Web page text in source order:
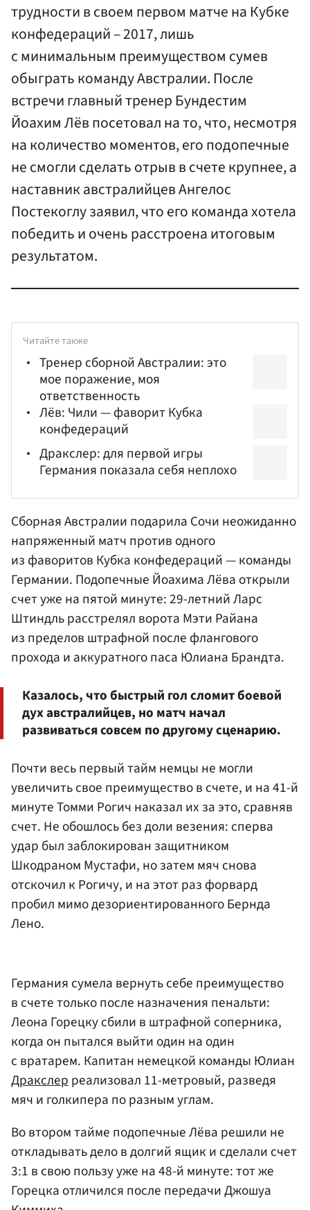
трудности в своем первом матче на Кубке
конфедераций – 2017, лишь
с минимальным преимуществом сумев
обыграть команду Австралии. После
встречи главный тренер Бундестим
Йоахим Лёв посетовал на то, что, несмотря
на количество моментов, его подопечные
не смогли сделать отрыв в счете крупнее, а
наставник австралийцев Ангелос
Постекоглу заявил, что его команда хотела
победить и очень расстроена итоговым
результатом.
Читайте также
Тренер сборной Австралии: это
мое поражение, моя
ответственность
Лёв: Чили — фаворит Кубка
конфедераций
Дракслер: для первой игры
Германия показала себя неплохо
Cборная Австралии подарила Сочи неожиданно
напряженный матч против одного
из фаворитов Кубка конфедераций — команды
Германии. Подопечные ЙоахимаЛёва открыли
счет уже на пятой минуте: 29-летнийЛарс
Штиндльрасстрелял ворота Мэти Райана
из пределов штрафной после флангового
прохода и аккуратного паса Юлиана Брандта.
Казалось, что быстрый гол сломит боевой
дух австралийцев, но матч начал
развиваться совсем по другому сценарию.
Почти весь первый тайм немцы не могли
увеличить свое преимущество в счете, и на 41-й
минуте Томми Рогич наказал их за это, сравняв
счет. Не обошлось без доли везения: сперва
удар был заблокирован защитником
Шкодраном Мустафи, но затем мяч снова
отскочил к Рогичу, и на этот раз форвард
пробил мимо дезориентированного Бернда
Лено.
Германия сумела вернуть себе преимущество
в счете только после назначения пенальти:
Леона Горецку сбили в штрафной соперника,
когда он пытался выйти один на один
с вратарем. Капитан немецкой команды Юлиан
Дракслерреализовал 11-метровый, разведя
мяч и голкипера по разным углам.
Во втором тайме подопечные Лёва решили не
откладывать дело в долгий ящик и сделали счет
3:1 в свою пользу уже на 48-й минуте: тот же
Горецка отличился после передачи Джошуа